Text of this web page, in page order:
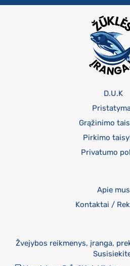
D.U.K
Grąžinimo
Pirkimo
Privatumo
Apie mus
Kontaktai /
Žvejybos reikmenys, įranga,